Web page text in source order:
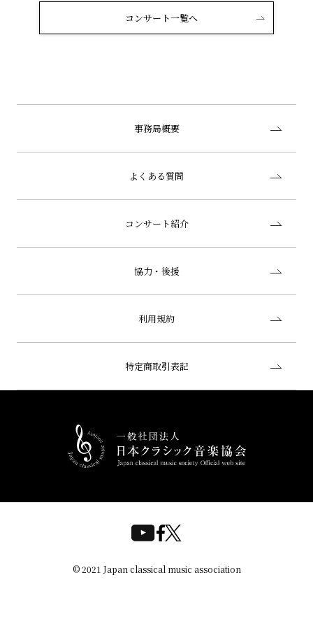
コンサート一覧へ
事務局概要
よくある質問
コンサート紹介
協力・後援
利用規約
特定商取引表記
© 2021 Japan classical music association